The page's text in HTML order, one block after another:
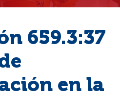
659.3:37
en la